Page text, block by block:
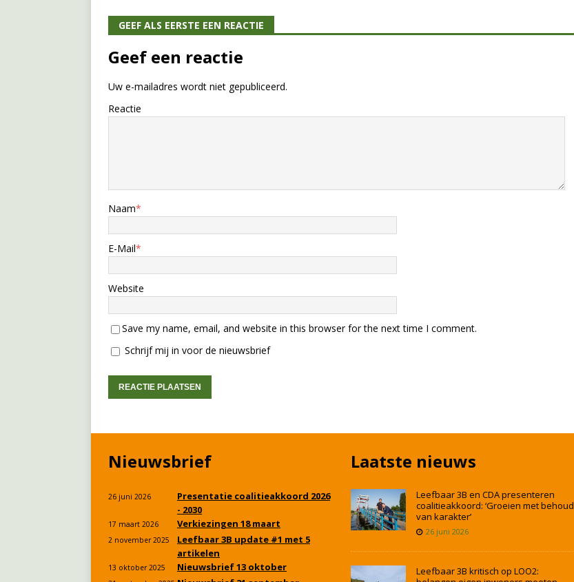
GEEF ALS EERSTE EEN REACTIE
Geef een reactie
Uw e-mailadres wordt niet gepubliceerd.
Reactie
Naam*
E-Mail*
Website
Save my name, email, and website in this browser for the next time I comment.
Schrijf mij in voor de nieuwsbrief
Nieuwsbrief
26 juni 2026
Presentatie coalitieakkoord 2026
- 2030
17 maart 2026 Verkiezingen 18 maart
2 november 2025
Leefbaar 3B update #1 met 5
artikelen
13 oktober 2025 Nieuwsbrief 13 oktober
Laatste nieuws
Leefbaar 3B en CDA presenteren
coalitieakkoord: ‘Groeien met behoud
van karakter’
26 juni 2026
Leefbaar 3B kritisch op LOO2: